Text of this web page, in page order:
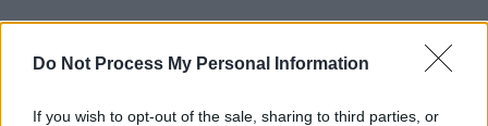
Do Not Process My Personal Information
If you wish to opt-out of the sale, sharing to third parties, or